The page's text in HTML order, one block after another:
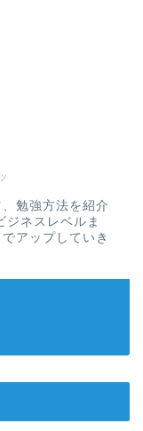
勉強方法を紹介
ジネスレベルま
アップしていき